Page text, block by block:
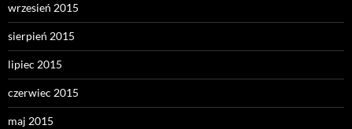
wrzesień 2015
sierpień 2015
lipiec 2015
czerwiec 2015
maj 2015